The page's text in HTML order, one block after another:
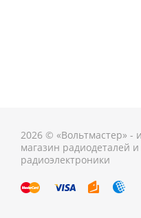
2026 © «Вольтмастер» -
магазин радиодеталей и
радиоэлектроники